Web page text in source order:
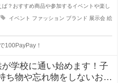
ば？おすすめ商品や参加するイベントや楽し
イベント ファッション ブランド 展示会 絵
100PayPay！
学校に通い始めます！子
ち物や忘れ物をしないおす